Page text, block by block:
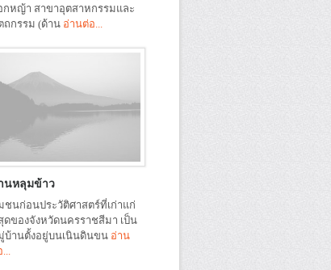
กหญ้า สาขาอุตสาหกรรมและ
ถกรรม (ด้าน อ่านต่อ...
นหลุมข้าว
ชนก่อนประวัติศาสตร์ที่เก่าแก่
ดของจังหวัดนครราชสีมา เป็น
บ้านตั้งอยู่บนเนินดินขน อ่าน
...